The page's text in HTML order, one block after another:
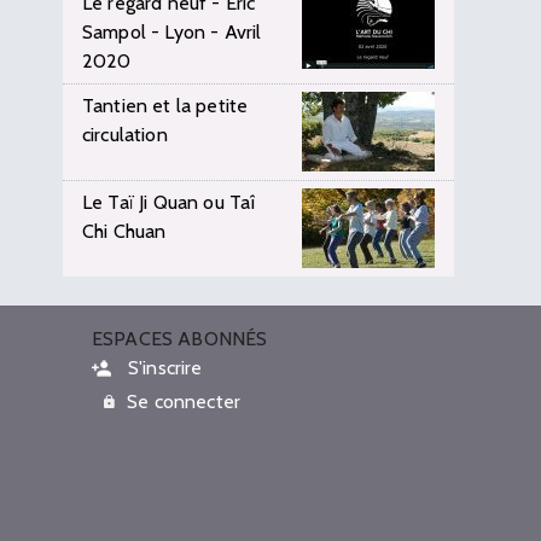
Sampol - Lyon - Avril
2020
Tantien et la petite
circulation
Le Taï Ji Quan ou Taî
Chi Chuan
ESPACES ABONNÉS
S'inscrire
Se connecter